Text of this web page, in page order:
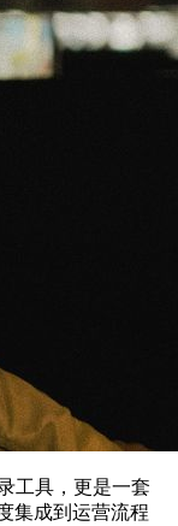
工具，更是一套
集成到运营流程